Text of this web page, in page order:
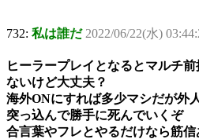
732: 私は誰だ 2022/06/22(水)
ヒーラープレイとなるとマルチ
ないけど大丈夫？
海外ONにすれば多少マシだが外
突っ込んで勝手に死んでいくぞ
合言葉やフレとやるだけなら筋